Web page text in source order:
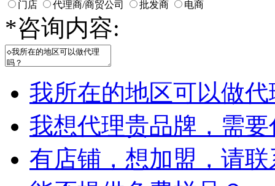
门店 代理商/商贸公司 批发商 电商
*咨询内容:
我所在的地区可以做
我想代理贵品牌，需
有店铺，想加盟，请